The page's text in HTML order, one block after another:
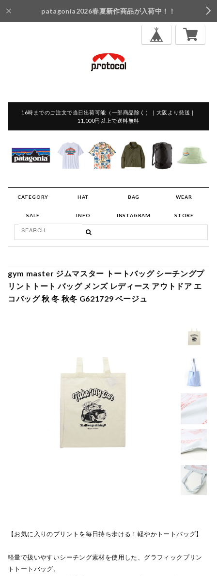
patagonia2026春夏新作商品が入荷中！！
16時までのご注文で当日出荷可能（一部商品除く）｜大阪より発送｜
11,000円以上で送料無料
CATEGORY HAT BAG WEAR
SALE INFO INSTAGRAM STORE
gym master ジムマスター トートバッグ シーチングプ
リントトート バッグ メンズ レディース アウトドア エ
コバッグ 秋 冬 秋冬 G621729 ベージュ
【お気に入りのプリントを毎日持ち歩ける！軽やかトートバッグ】
軽量で扱いやすいシーチング素材を使用した、グラフィックプリン
トトートバッグ。